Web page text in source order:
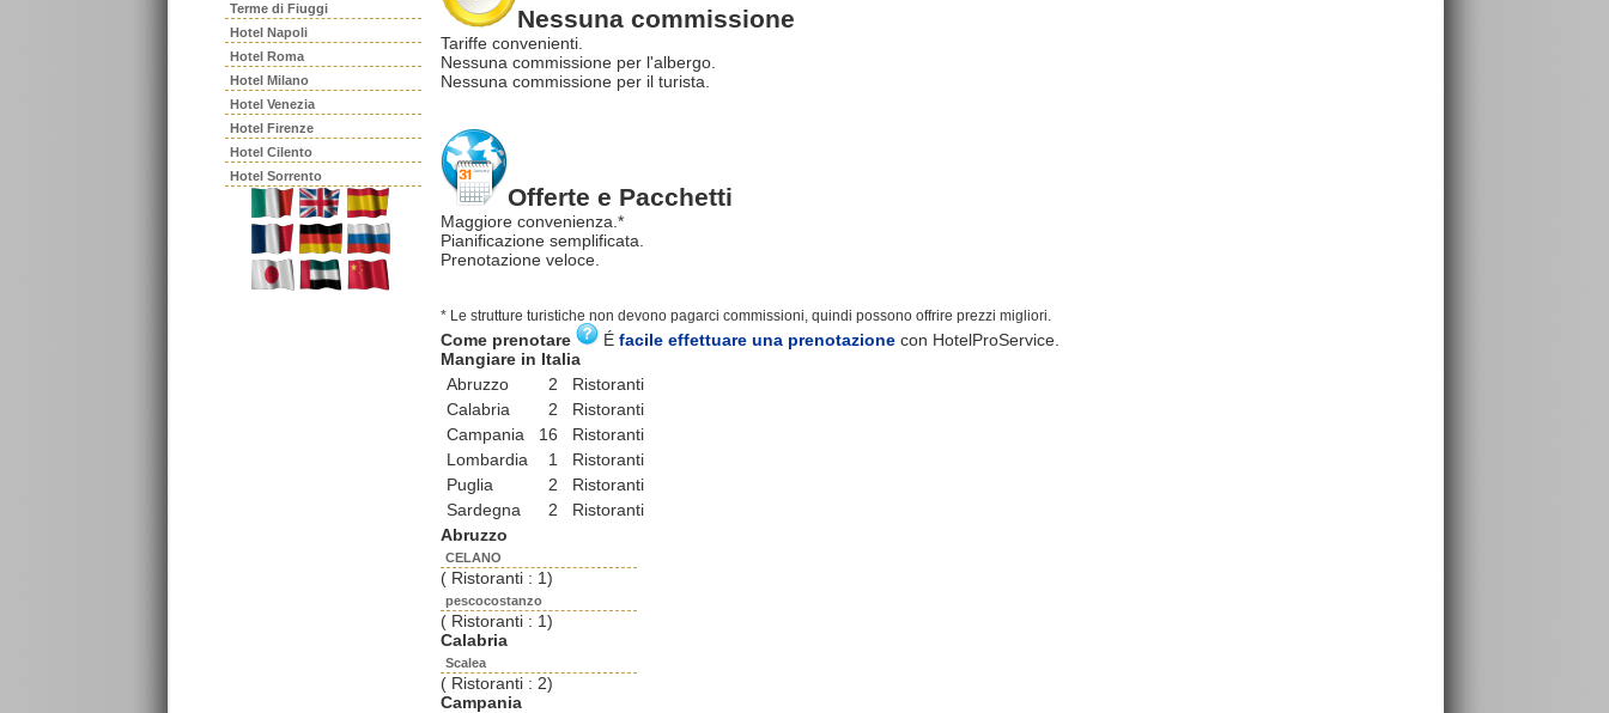
Terme di Fiuggi
Hotel Napoli
Hotel Roma
Hotel Milano
Hotel Venezia
Hotel Firenze
Hotel Cilento
Hotel Sorrento
Nessuna commissione
Tariffe convenienti.
Nessuna commissione per l'albergo.
Nessuna commissione per il turista.
Offerte e Pacchetti
Maggiore convenienza.*
Pianificazione semplificata.
Prenotazione veloce.
* Le strutture turistiche non devono pagarci commissioni, quindi possono offrire prezzi migliori.
Come prenotare É facile effettuare una prenotazione con HotelProService.
Mangiare in Italia
Abruzzo
2 Ristoranti
Calabria
2 Ristoranti
Campania
16 Ristoranti
Lombardia
1 Ristoranti
Puglia
2 Ristoranti
Sardegna
2 Ristoranti
Abruzzo
CELANO
( Ristoranti : 1)
pescocostanzo
( Ristoranti : 1)
Calabria
Scalea
( Ristoranti : 2)
Campania